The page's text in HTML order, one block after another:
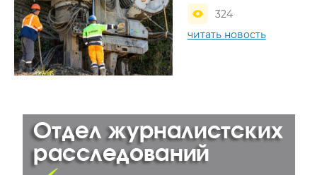
324
читать новость